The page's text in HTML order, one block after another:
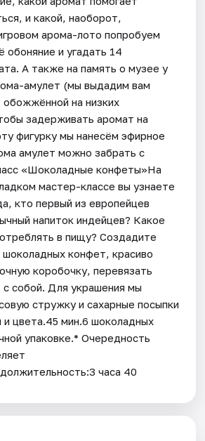
и какой, наоборот,
арома-лото попробуем
обоняние и угадать 14
А также на память о музее у
амулет (мы выдадим вам
обожжённой на низких
задерживать аромат на
фигурку мы нанесём эфирное
амулет можно забрать с
«Шоколадные конфеты»На
мастер-классе вы узнаете
кто первый из европейцев
напиток индейцев? Какое
в пищу? Создадите
шоколадных конфет, красиво
коробочку, перевязать
с собой. Для украшения мы
стружку и сахарные посыпки
и цвета.45 мин.6 шоколадных
упаковке.* Очередность
часа 40